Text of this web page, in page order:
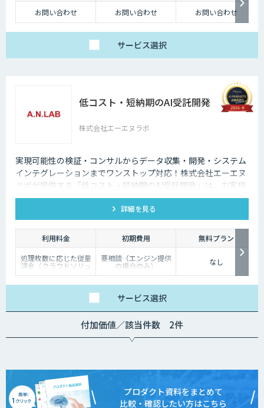
お問い合わせ
お問い合わせ お問い合わせ
サービス選択
低コスト・短納期のAI受託開発
株式会社エーエヌラボ
実現可能性の検証・コンサルからデータ収集・開発・システム
インテグレーションまでワンストップ対応！株式会社エーエヌ
ラボが提供する「低コスト・短納期のAI受託開発」は、お客様
のニーズにピッタリ合った画像AIソリューション開発します。
200件以上の実績。無料トライアルもあり、初めての方でも安
心してお任せください！
詳細を見る
利用料金 初期費用
無料プラン
処理枚数に応じた従量
課金（クラウドソリュ
ーション）、オンプレ
に応じて柔軟に対応し
ます。データ処理のみ
希望する場合は、目安
として写真一枚あたり
数円程度とお考えくだ
要相談（エンジン提供
の場合のみ） なし
サービス選択
付加価値／該当件数 2件
プロダクト資料をまとめて
比較・確認したい方はこちら